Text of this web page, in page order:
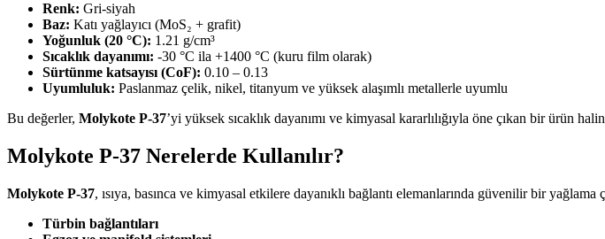
Renk: Gri-siyah
Baz: Katı yağlayıcı (MoS₂ + grafit)
Yoğunluk (20 °C): 1.21 g/cm³
Sıcaklık dayanımı: -30 °C ila +1400 °C (kuru film olarak)
Sürtünme katsayısı (CoF): 0.10 – 0.13
Uyumluluk: Paslanmaz çelik, nikel, titanyum ve yüksek alaşımlı metallerle uyumlu
Bu değerler, Molykote P-37’yi yüksek sıcaklık dayanımı ve kimyasal kararlılığıyla öne çıkan bir ürün
Molykote P-37 Nerelerde Kullanılır?
Molykote P-37, ısıya, basınca ve kimyasal etkilere dayanıklı bağlantı elemanlarında güvenilir bir yağlama
Türbin bağlantıları